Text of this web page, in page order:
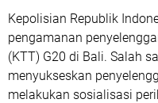
Kepolisian Republik
pengamanan
(KTT) G20 di Bali. Salah
menyukseskan
melakukan sosialisasi